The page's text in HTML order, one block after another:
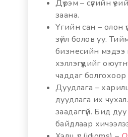
Дүрэм – сүүлийн
заана.
Үгийн сан – олон
зүйл болов уу.
бизнесийн мэдээ
хэллэгүүдийг
чаддаг
Дуудлага –
дуудлага их
заадаггүй. Бид
байдлаар